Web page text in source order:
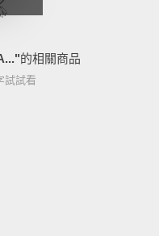
"的相關商品
試試看